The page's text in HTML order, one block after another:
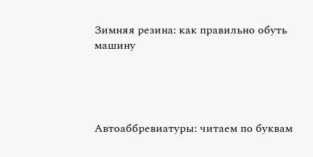
Зимняя резина: как правильно обуть
машину
Автоаббревиатуры: читаем по буквам